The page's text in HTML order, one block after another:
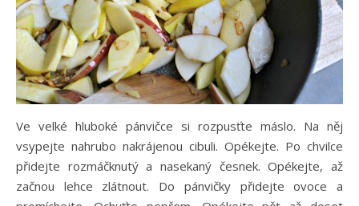
Ve velké hluboké pánvičce si rozpusťte máslo. Na něj
vsypejte nahrubo nakrájenou cibuli. Opékejte. Po chvilce
přidejte rozmáčknutý a nasekaný česnek. Opékejte, až
začnou lehce zlátnout. Do pánvičky přidejte ovoce a